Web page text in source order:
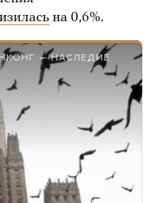
на 0,6%.
— НАСЛЕДИЕ